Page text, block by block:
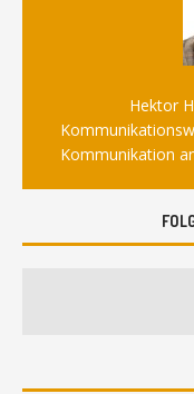
Hektor
Kommunikation